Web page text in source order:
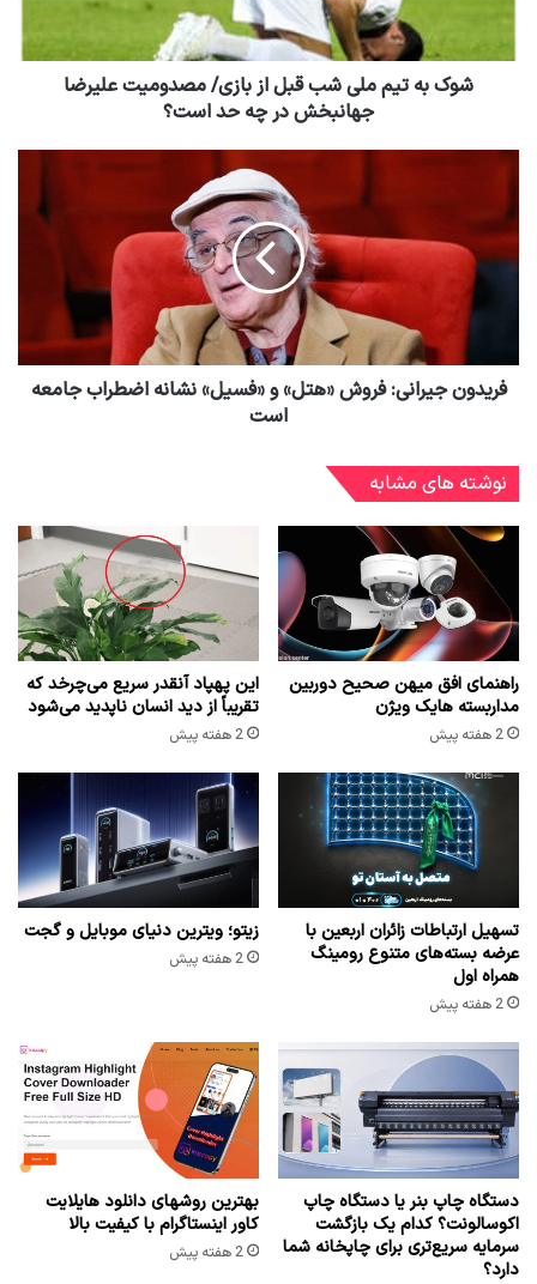
شوک به تیم ملی شب قبل از بازی/ مصدومیت علیرضا
جهانبخش در چه حد است؟
فریدون جیرانی: فروش «هتل» و «فسیل» نشانه اضطراب جامعه
است
نوشته های مشابه
راهنمای افق میهن صحیح دوربین
مداربسته هایک ویژن
2 هفته پیش
این پهپاد آنقدر سریع می‌چرخد که
تقریباً از دید انسان ناپدید می‌شود
2 هفته پیش
تسهیل ارتباطات زائران اربعین با
عرضه بسته‌های متنوع رومینگ
همراه اول
2 هفته پیش
زیتو؛ ویترین دنیای موبایل و گجت
2 هفته پیش
دستگاه چاپ بنر یا دستگاه چاپ
اکوسالونت؟ کدام یک بازگشت
سرمایه سریع‌تری برای چاپخانه شما
دارد؟
بهترین روشهای دانلود هایلایت
کاور اینستاگرام با کیفیت بالا
2 هفته پیش